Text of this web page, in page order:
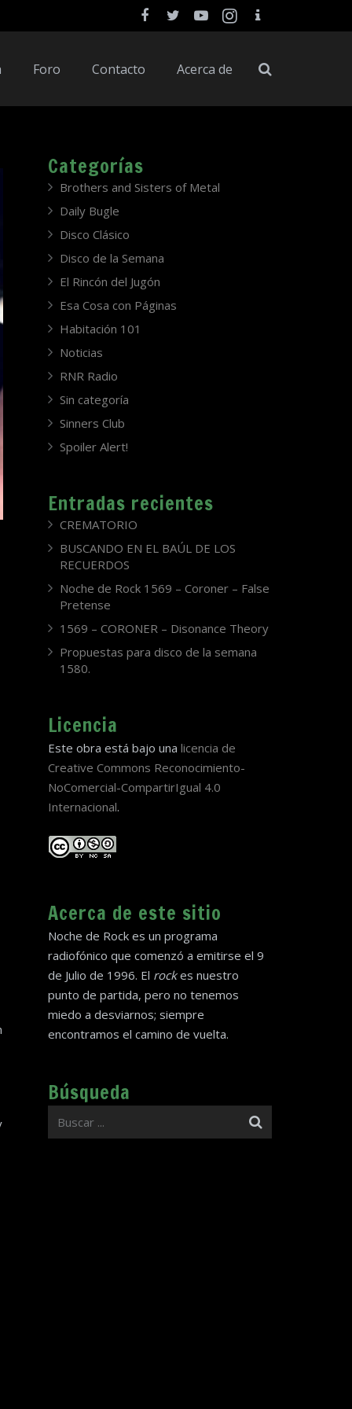
Foro Contacto Acerca de
Categorías
Brothers and Sisters of Metal
Daily Bugle
Disco Clásico
Disco de la Semana
El Rincón del Jugón
Esa Cosa con Páginas
Habitación 101
Noticias
RNR Radio
Sin categoría
Sinners Club
Spoiler Alert!
Entradas recientes
CREMATORIO
BUSCANDO EN EL BAÚL DE LOS
RECUERDOS
Noche de Rock 1569 – Coroner – False
Pretense
1569 – CORONER – Disonance Theory
Propuestas para disco de la semana
1580.
Licencia
Este obra está bajo una licencia de
Creative Commons Reconocimiento-
NoComercial-CompartirIgual 4.0
Internacional.
Acerca de este sitio
Noche de Rock es un programa
radiofónico que comenzó a emitirse el 9
de Julio de 1996. El rockes nuestro
punto de partida, pero no tenemos
miedo a desviarnos; siempre
encontramos el camino de vuelta.
Búsqueda